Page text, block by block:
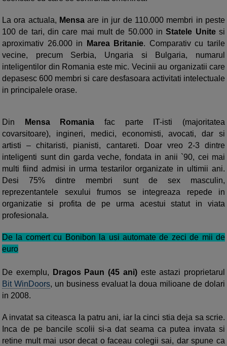
La ora actuala, Mensa are in jur de 110.000 membri in peste
100 de tari, din care mai mult de 50.000 inStatele Unitesi
aproximativ 26.000 in Marea Britanie. Comparativ cu tarile
vecine, precum Serbia, Ungaria si Bulgaria, numarul
inteligentilor din Romania este mic. Vecinii au organizatii care
depasesc 600 membri si care desfasoara activitati intelectuale
in principalele orase.
Din Mensa Romania fac parte IT-isti (majoritatea
covarsitoare), ingineri, medici, economisti, avocati, dar si
artisti – chitaristi, pianisti, cantareti. Doar vreo 2-3 dintre
inteligenti sunt din garda veche, fondata in anii `90, cei mai
multi fiind admisi in urma testarilor organizate in ultimii ani.
Desi 75% dintre membri sunt de sex masculin,
reprezentantele sexului frumos se integreaza repede in
organizatie si profita de pe urma acestui statut in viata
profesionala.
De la comert cu Bonibon la usi automate de zeci de mii de
euro
De exemplu, Dragos Paun (45 ani)este astazi proprietarul
Bit WinDoors, un business evaluat la doua milioane de dolari
in 2008.
A invatat sa citeasca la patru ani, iar la cinci stia deja sa scrie.
Inca de pe bancile scolii si-a dat seama ca putea invata si
retine mult mai usor decat o faceau colegii sai, dar spune ca